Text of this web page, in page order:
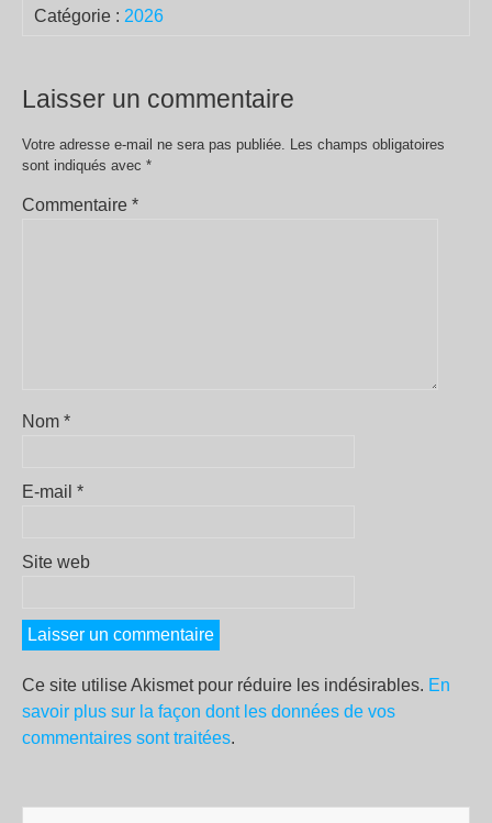
Catégorie : 2026
Laisser un commentaire
Votre adresse e-mail ne sera pas publiée.
Les champs obligatoires
sont indiqués avec *
Commentaire *
Nom *
E-mail *
Site web
Ce site utilise Akismet pour réduire les indésirables. En
savoir plus sur la façon dont les données de vos
commentaires sont traitées.